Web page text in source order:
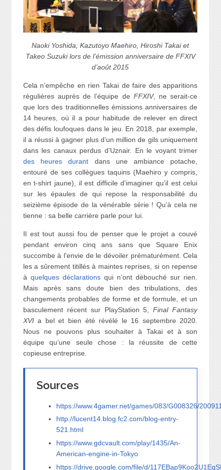
Naoki Yoshida, Kazutoyo Maehiro, Hiroshi Takai et
Takeo Suzuki lors de l’émission anniversaire de FFXIV
d’août 2015
Cela n’empêche en rien Takai de faire des apparitions
régulières auprès de l’équipe de FFXIV, ne serait-ce
que lors des traditionnelles émissions anniversaires de
14 heures, où il a pour habitude de relever en direct
des défis loufoques dans le jeu. En 2018, par exemple,
il a réussi à gagner plus d’un million de gils uniquement
dans les canaux perdus d’Uznair. En le voyant trimer
des heures durant dans une ambiance potache,
entouré de ses collègues taquins (Maehiro y compris,
en t-shirt jaune), il est difficile d’imaginer qu’il est celui
sur les épaules de qui repose la responsabilité du
seizième épisode de la vénérable série ! Qu’à cela ne
tienne : sa belle carrière parle pour lui.
Il est tout aussi fou de penser que le projet a couvé
pendant environ cinq ans sans que Square Enix
succombe à l’envie de le dévoiler prématurément. Cela
les a sûrement titillés à maintes reprises, si on repense
à quelques déclarationsqui n’ont débouché sur rien.
Mais après sans doute bien des tribulations, des
changements probables de forme et de formule, et un
basculement récent sur PlayStation 5,Final Fantasy
XVIa bel et bien été révélé le 16 septembre 2020.
Nous ne pouvons plus souhaiter à Takai et à son
équipe qu’une seule chose : la réussite de cette
copieuse entreprise.
Sources
https://www.4gamer.net/games/083/G008326/
http://lucent14.blog.fc2.com/blog-entry-
521.html
https://www.gdcvault.com/play/1435/An-
American-engine-in-Tokyo
https://drive.google.com/file/d/